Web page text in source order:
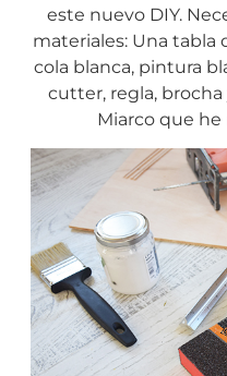
este nuevo DIY.
materiales: Una tabla
cola blanca, pintura
cutter, regla,
Miarco que